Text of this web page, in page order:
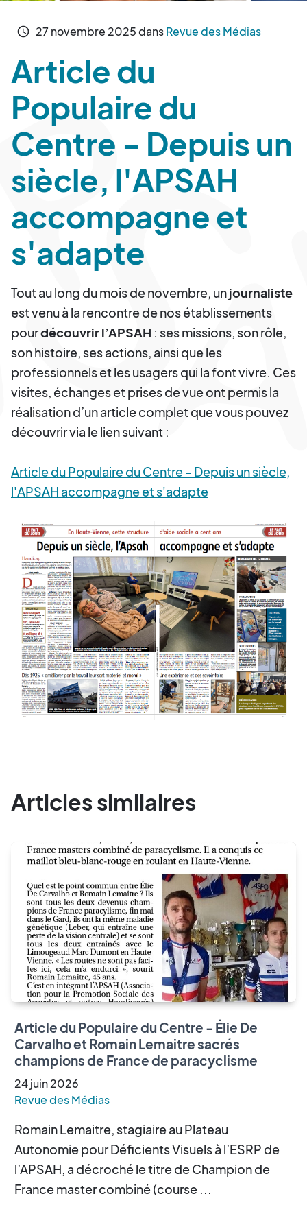
schedule 27novembre 2025dansRevue des Médias
Article du
Populaire du
Centre - Depuis un
siècle, l'APSAH
accompagne et
s'adapte
Tout au long du mois de novembre, unjournaliste
est venu à la rencontre de nos établissements
pourdécouvrir l’APSAH : ses missions, son rôle,
son histoire, ses actions, ainsi que les
professionnels et les usagers qui la font vivre. Ces
visites, échanges et prises de vue ont permis la
réalisation d’un article complet que vous pouvez
découvrir via le lien suivant :
Article du Populaire du Centre - Depuis un siècle,
l'APSAH accompagne et s'adapte
Articles similaires
Article du Populaire du Centre - Élie De
Carvalho et Romain Lemaitre sacrés
champions de France de paracyclisme
24juin2026
Revue des Médias
Romain Lemaitre, stagiaire au Plateau
Autonomie pour Déficients Visuels à l’ESRP de
l’APSAH, a décroché le titre de Champion de
France master combiné (course ...